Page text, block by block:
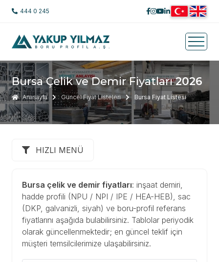
444 0 245
Bursa Çelik ve Demir Fiyatları2026
Anasayfa Güncel Fiyat Listeleri Bursa Fiyat Listesi
HIZLI MENÜ
Bursa çelik ve demir fiyatları: inşaat demiri,
hadde profili (NPU / NPI / IPE / HEA-HEB), sac
(DKP, galvanizli, siyah) ve boru-profil referans
fiyatlarını aşağıda bulabilirsiniz. Tablolar periyodik
olarak güncellenmektedir; en güncel teklif için
müşteri temsilcilerimize ulaşabilirsiniz.